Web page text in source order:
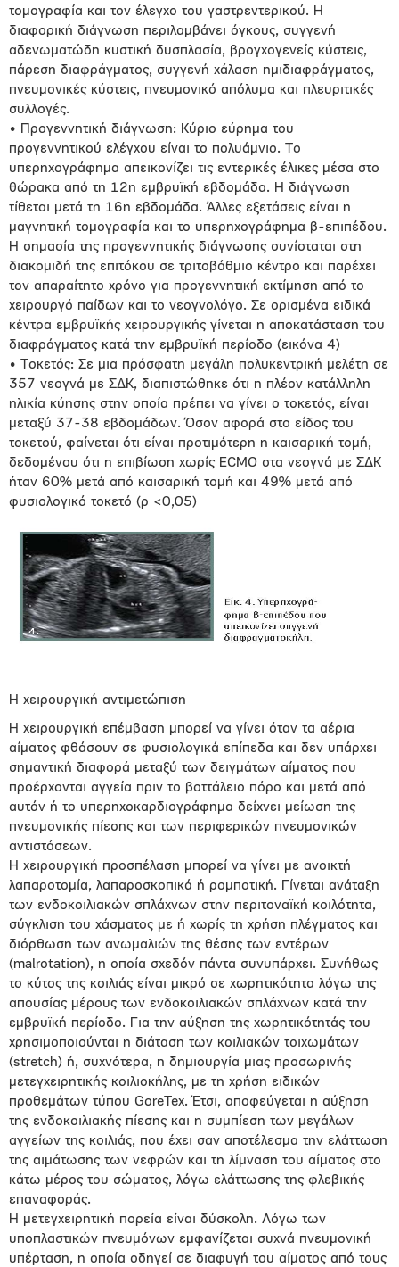
τομογραφία και τον έλεγχο του γαστρεντερικού. Η
διαφορική διάγνωση περιλαμβάνει όγκους, συγγενή
αδενωματώδη κυστική δυσπλασία, βρογχογενείς κύστεις,
πάρεση διαφράγματος, συγγενή χάλαση ημιδιαφράγματος,
πνευμονικές κύστεις, πνευμονικό απόλυμα και πλευριτικές
συλλογές.
• Προγεννητική διάγνωση: Κύριο εύρημα του
προγεννητικού ελέγχου είναι το πολυάμνιο. Το
υπερηχογράφημα απεικονίζει τις εντερικές έλικες μέσα στο
θώρακα από τη 12η εμβρυϊκή εβδομάδα. Η διάγνωση
τίθεται μετά τη 16η εβδομάδα. Άλλες εξετάσεις είναι η
μαγνητική τομογραφία και το υπερηχογράφημα β-επιπέδου.
Η σημασία της προγεννητικής διάγνωσης συνίσταται στη
διακομιδή της επιτόκου σε τριτοβάθμιο κέντρο και παρέχει
τον απαραίτητο χρόνο για προγεννητική εκτίμηση από το
χειρουργό παίδων και το νεογνολόγο. Σε ορισμένα ειδικά
κέντρα εμβρυϊκής χειρουργικής γίνεται η αποκατάσταση του
διαφράγματος κατά την εμβρυϊκή περίοδο (εικόνα 4)
• Τοκετός: Σε μια πρόσφατη μεγάλη πολυκεντρική μελέτη σε
357 νεογνά με ΣΔΚ, διαπιστώθηκε ότι η πλέον κατάλληλη
ηλικία κύησης στην οποία πρέπει να γίνει ο τοκετός, είναι
μεταξύ 37-38 εβδομάδων. Όσον αφορά στο είδος του
τοκετού, φαίνεται ότι είναι προτιμότερη η καισαρική τομή,
δεδομένου ότι η επιβίωση χωρίς ECMO στα νεογνά με ΣΔΚ
ήταν 60% μετά από καισαρική τομή και 49% μετά από
φυσιολογικό τοκετό (ρ <0,05)
Η χειρουργική αντιμετώπιση
Η χειρουργική επέμβαση μπορεί να γίνει όταν τα αέρια
αίματος φθάσουν σε φυσιολογικά επίπεδα και δεν υπάρχει
σημαντική διαφορά μεταξύ των δειγμάτων αίματος που
προέρχονται αγγεία πριν το βοττάλειο πόρο και μετά από
αυτόν ή το υπερηχοκαρδιογράφημα δείχνει μείωση της
πνευμονικής πίεσης και των περιφερικών πνευμονικών
αντιστάσεων.
Η χειρουργική προσπέλαση μπορεί να γίνει με ανοικτή
λαπαροτομία, λαπαροσκοπικά ή ρομποτική. Γίνεται ανάταξη
των ενδοκοιλιακών σπλάχνων στην περιτοναϊκή κοιλότητα,
σύγκλιση του χάσματος με ή χωρίς τη χρήση πλέγματος και
διόρθωση των ανωμαλιών της θέσης των εντέρων
(malrotation), η οποία σχεδόν πάντα συνυπάρχει. Συνήθως
το κύτος της κοιλιάς είναι μικρό σε χωρητικότητα λόγω της
απουσίας μέρους των ενδοκοιλιακών σπλάχνων κατά την
εμβρυϊκή περίοδο. Για την αύξηση της χωρητικότητάς του
χρησιμοποιούνται η διάταση των κοιλιακών τοιχωμάτων
(stretch) ή, συχνότερα, η δημιουργία μιας προσωρινής
μετεγχειρητικής κοιλιοκήλης, με τη χρήση ειδικών
προθεμάτων τύπου GoreTex. Έτσι, αποφεύγεται η αύξηση
της ενδοκοιλιακής πίεσης και η συμπίεση των μεγάλων
αγγείων της κοιλιάς, που έχει σαν αποτέλεσμα την ελάττωση
της αιμάτωσης των νεφρών και τη λίμναση του αίματος στο
κάτω μέρος του σώματος, λόγω ελάττωσης της φλεβικής
επαναφοράς.
Η μετεγχειρητική πορεία είναι δύσκολη. Λόγω των
υποπλαστικών πνευμόνων εμφανίζεται συχνά πνευμονική
υπέρταση, η οποία οδηγεί σε διαφυγή του αίματος από τους